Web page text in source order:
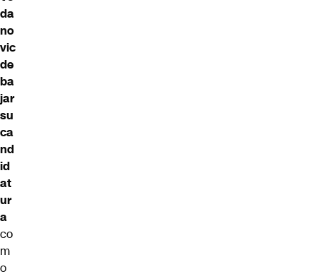
da
no
vic
de
ba
jar
su
ca
nd
id
at
ur
a
co
m
o